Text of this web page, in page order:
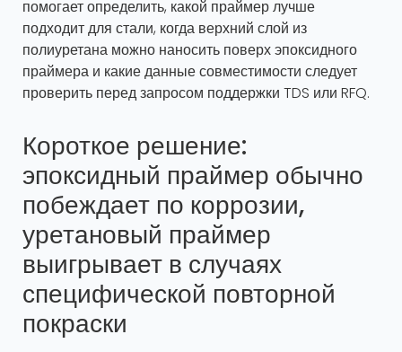
помогает определить, какой праймер лучше
подходит для стали, когда верхний слой из
полиуретана можно наносить поверх эпоксидного
праймера и какие данные совместимости следует
проверить перед запросом поддержки TDS или RFQ.
Короткое решение:
эпоксидный праймер обычно
побеждает по коррозии,
уретановый праймер
выигрывает в случаях
специфической повторной
покраски